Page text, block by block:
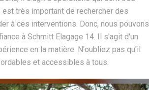
très important de rechercher des
à ces interventions. Donc, nous pouvons
à Schmitt Elagage 14. Il s'agit d'un
en la matière. N'oubliez pas qu'il
et accessibles à tous.